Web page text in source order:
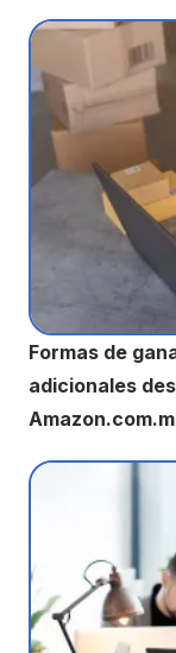
Formas de
adicionales